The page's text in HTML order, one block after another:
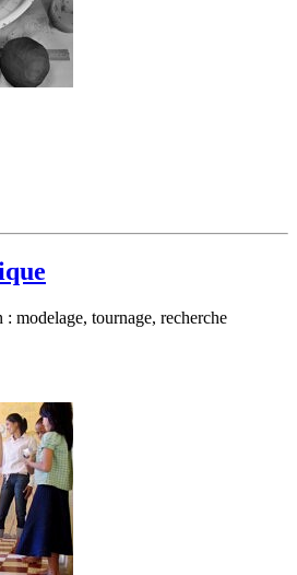
: modelage, tournage, recherche